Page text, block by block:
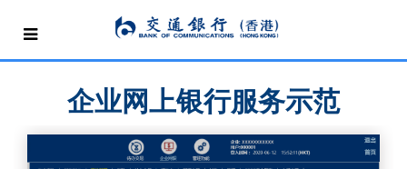
企业网上银行服务示范